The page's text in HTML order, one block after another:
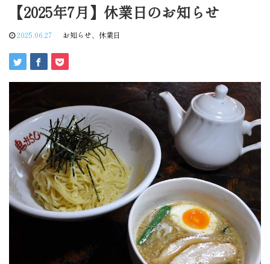
【2025年7月】休業日のお知らせ
2025.06.27 お知らせ、 休業日